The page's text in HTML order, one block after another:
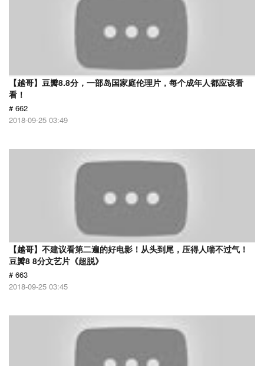
【越哥】豆瓣8.8分，一部岛国家庭伦理片，每个成年人都应该看
看！
# 662
2018-09-25 03:49
【越哥】不建议看第二遍的好电影！从头到尾，压得人喘不过气！
豆瓣8 8分文艺片《超脱》
# 663
2018-09-25 03:45